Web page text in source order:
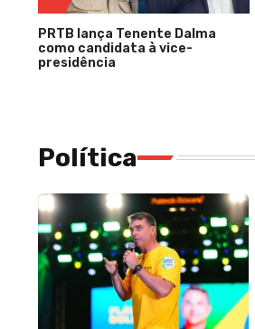
PRTB lança Tenente Dalma
como candidata à vice-
presidência
Política